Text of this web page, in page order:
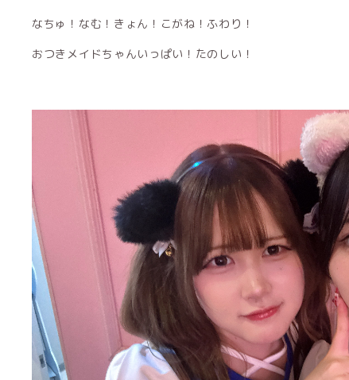
なちゅ！なむ！きょん！こがね！ふわり！
おつきメイドちゃんいっぱい！たのしい！